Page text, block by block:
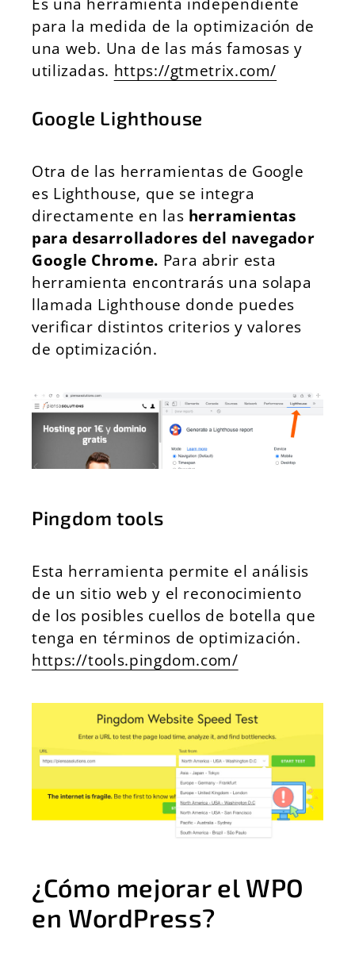
para la medida de la optimización de
una web. Una de las más famosas y
utilizadas. https://gtmetrix.com/
Google Lighthouse
Otra de las herramientas de Google
es Lighthouse, que se integra
directamente en las herramientas
para desarrolladores del navegador
Google Chrome. Para abrir esta
herramienta encontrarás una solapa
llamada Lighthouse donde puedes
verificar distintos criterios y valores
de optimización.
Pingdom tools
Esta herramienta permite el análisis
de un sitio web y el reconocimiento
de los posibles cuellos de botella que
tenga en términos de optimización.
https://tools.pingdom.com/
¿Cómo mejorar el WPO
en WordPress?